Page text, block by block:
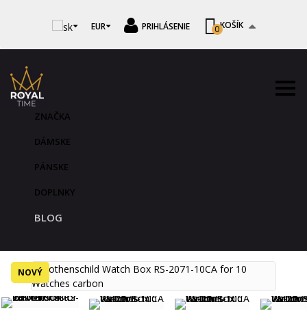
EUR PRIHLÁSENIE KOŠÍK
0
ZNAČKA
DÁMSKE
PÁNSKE
DOPLNKY
BLOG
NOVÝ